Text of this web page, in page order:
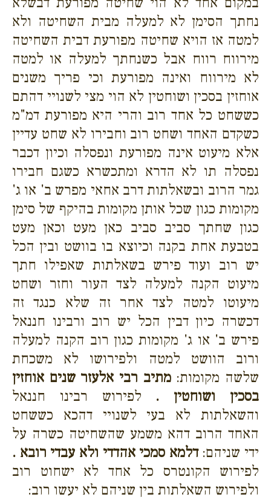
נחתך הסימן לא למעלה מבית השחיטה ולא
למטה אז הויא שחיטה מפורעת דבית השחיטה
מירווח רווח אבל כשנחתך למעלה או למטה
לא מירווח ואינה מפורעת וכי פריך משנים
אוחזין בסכין ושוחטין לא הוי מצי לשנויי דהתם
כששחט כל אחד רוב והרי היא מפורעת דמ"מ
כשקדם האחד ושחט רוב וחבירו לא שחט עדיין
אלא מיעוט אינה מפורעת ונפסלה וכיון דכבר
נפסלה תו לא הדרא ומתכשרא כשגם חבירו
גמר הרוב ובשאלתות דרב אחאי מפרש ב' או ג'
מקומות כגון שכל אותן מקומות בהיקף של סימן
כגון שחתך סביב סביב כאן מעט וכאן מעט
בטבעת אחת בקנה וכיוצא בו בוושט ובין הכל
יש רוב ועוד פירש בשאלתות שאפילו חתך
מיעוט הקנה למעלה לצד העור וחזר ושחט
מיעוטו למטה לצד אחר זה שלא כנגד זה
דכשרה כיון דבין הכל יש רוב ורבינו חננאל
פירש ב' או ג' מקומות כגון רוב הקנה למעלה
ורוב הוושט למטה ולפירושו לא משכחת
שלשה מקומות:מתיב רבי אלעזר שנים אוחזין
בסכין ושוחטין . לפירוש רבינו חננאל
והשאלתות לא בעי לשנויי דהכא כששחט
האחד הרוב דהא משמע שהשחיטה כשרה על
ידי שניהם:דלמא סמכי אהדדי ולא עבדי רובא .
לפירוש הקונטרס כל אחד לא ישחוט רוב
ולפירוש השאלתות בין שניהם לא יעשו רוב: